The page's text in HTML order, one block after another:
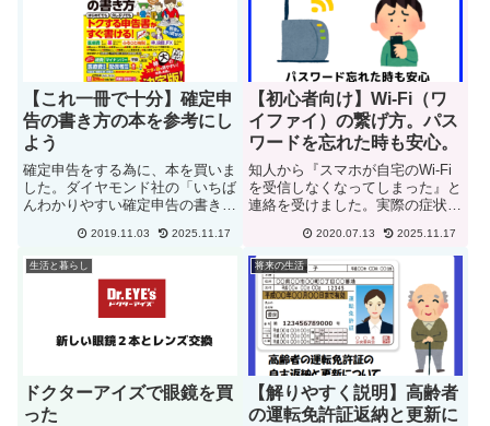
【これ一冊で十分】確定申
告の書き方の本を参考にし
よう
確定申告をする為に、本を買いま
した。ダイヤモンド社の「いちば
んわかりやすい確定申告の書き
年度分のものを探すと、同じよう
な本が何種類かありました。値段
も同じで、どれを選ぼうかなと思
いましたが、表紙が解り易そう
2019.11.03 2025.11.17
【初心者向け】Wi-Fi（ワ
イファイ）の繋げ方。パス
ワードを忘れた時も安心。
知人から『スマホが自宅のWi-Fi
を受信しなくなってしまった』と
連絡を受けました。実際の症状と
ドがリセットされて、Wi-Fiに再
接続する際にパスワードを入力し
なければなりませんでしたが、知
人はパスワードが解...
2020.07.13 2025.11.17
生活と暮らし
ドクターアイズで眼鏡を買
った
将来の生活
【解りやすく説明】高齢者
の運転免許証返納と更新に